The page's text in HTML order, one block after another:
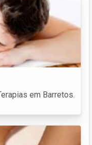
em Barretos.